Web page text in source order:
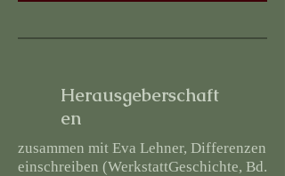
Herausgeberschaft
en
zusammen mit Eva Lehner, Differenzen
einschreiben (WerkstattGeschichte, Bd.